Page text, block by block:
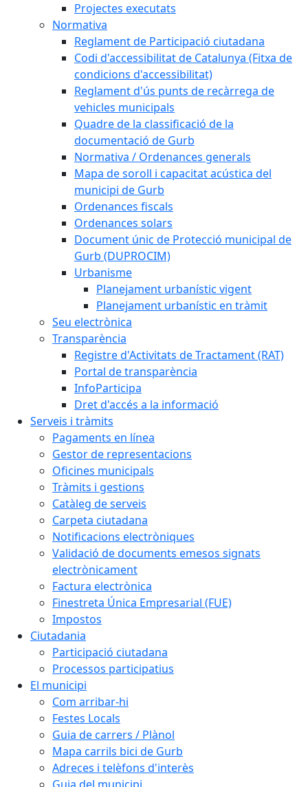
Projectes executats
Normativa
Reglament de Participació ciutadana
Codi d'accessibilitat de Catalunya (Fitxa de
condicions d'accessibilitat)
Reglament d'ús punts de recàrrega de
vehicles municipals
Quadre de la classificació de la
documentació de Gurb
Normativa / Ordenances generals
Mapa de soroll i capacitat acústica del
municipi de Gurb
Ordenances fiscals
Ordenances solars
Document únic de Protecció municipal de
Gurb (DUPROCIM)
Urbanisme
Planejament urbanístic vigent
Planejament urbanístic en tràmit
Seu electrònica
Transparència
Registre d'Activitats de Tractament (RAT)
Portal de transparència
InfoParticipa
Dret d'accés a la informació
Serveis i tràmits
Pagaments en línea
Gestor de representacions
Oficines municipals
Tràmits i gestions
Catàleg de serveis
Carpeta ciutadana
Notificacions electròniques
Validació de documents emesos signats
electrònicament
Factura electrònica
Finestreta Única Empresarial (FUE)
Impostos
Ciutadania
Participació ciutadana
Processos participatius
El municipi
Com arribar-hi
Festes Locals
Guia de carrers / Plànol
Mapa carrils bici de Gurb
Adreces i telèfons d'interès